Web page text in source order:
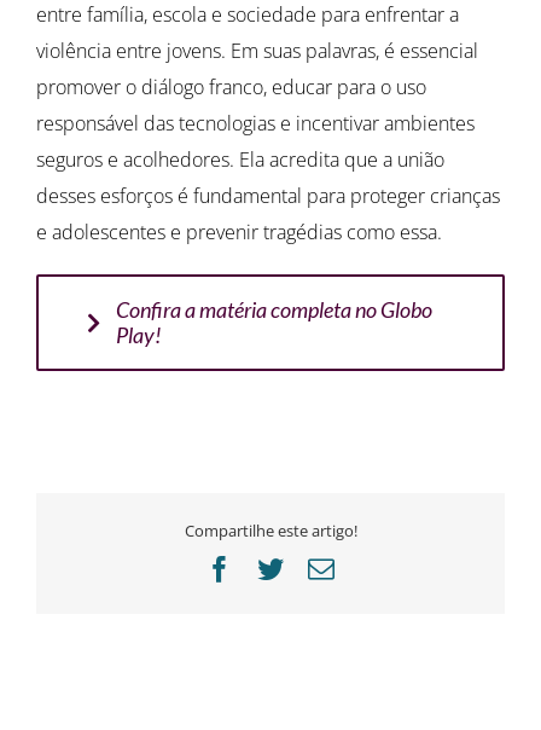
entre família, escola e sociedade para enfrentar a
violência entre jovens. Em suas palavras, é essencial
promover o diálogo franco, educar para o uso
responsável das tecnologias e incentivar ambientes
seguros e acolhedores. Ela acredita que a união
desses esforços é fundamental para proteger crianças
e adolescentes e prevenir tragédias como essa.
Confira a matéria completa no Globo
Play!
Compartilhe este artigo!
Facebook
Twitter
E-